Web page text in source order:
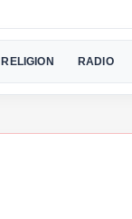
RELIGION RADIO